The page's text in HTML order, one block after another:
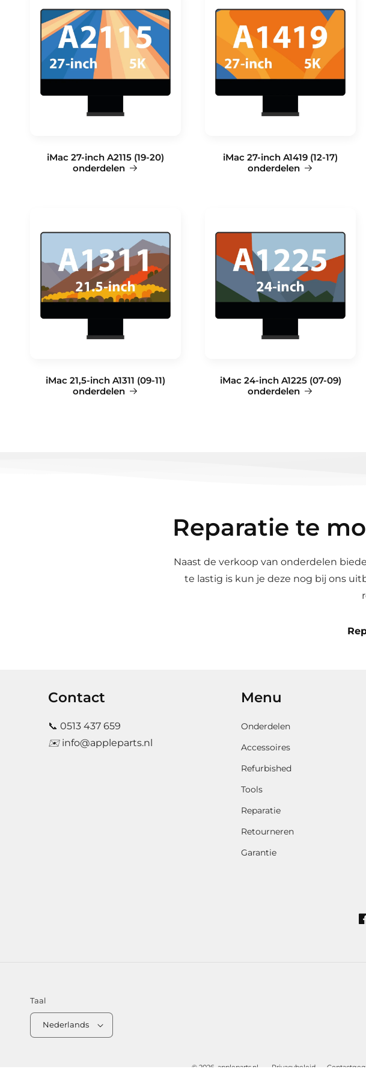
iMac 27-inch A2115 (19-20)
onderdelen
iMac 27-inch A1419 (12-17)
onderdelen
iMac 21,5-inch A1311 (09-11)
onderdelen
iMac 24-inch A1225 (07-09)
onderdelen
Reparatie te
Naast de verkoop van onderdelen
te lastig is kun je deze nog bij ons
Contact
📞 0513 437 659
✉️ info@appleparts.nl
Menu
Onderdelen
Accessoires
Refurbished
Tools
Reparatie
Retourneren
Garantie
Taal
Nederlands
© 2026, appleparts.nl Privacybeleid